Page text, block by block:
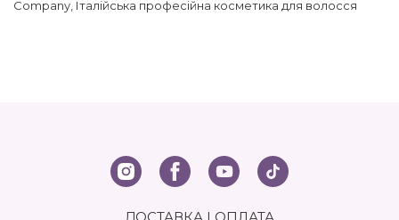
Company Італійська професійна косметика для волосся